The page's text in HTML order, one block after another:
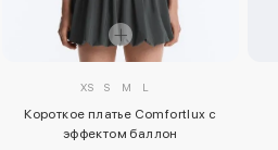
XS S M L
Короткое платье Comfortlux с
эффектом баллон